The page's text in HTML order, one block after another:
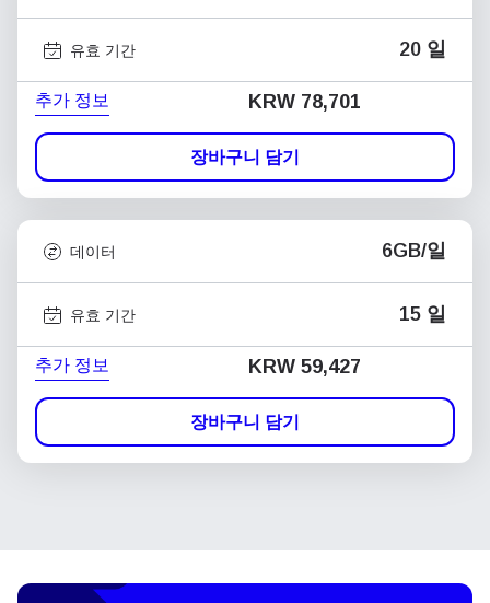
유효 기간 20 일
추가 정보 KRW 78,701
장바구니 담기
데이터 6GB/일
유효 기간 15 일
추가 정보 KRW 59,427
장바구니 담기